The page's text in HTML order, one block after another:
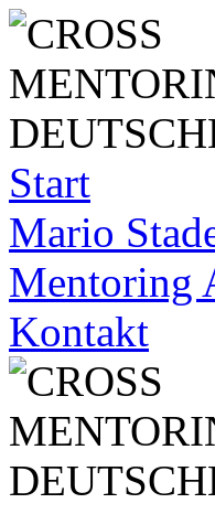
Start
Mario
Mentoring
Kontakt